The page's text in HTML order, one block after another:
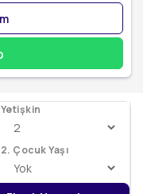
Yetişkin
2. Çocuk Yaşı